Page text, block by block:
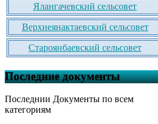
Ялангачевский сельсовет
Верхнеянактаевский сельсовет
Староянбаевский сельсовет
Последние документы
Последнии Документы по всем
категориям